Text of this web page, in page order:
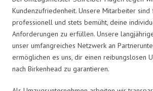
Kundenzufriedenheit. Unsere Mitarbeiter sind
professionell und stets bemüht, deine
Anforderungen zu erfüllen. Unsere
unser umfangreiches Netzwerk an
ermöglichen es uns, dir einen reibungslosen
nach Birkenhead zu garantieren.